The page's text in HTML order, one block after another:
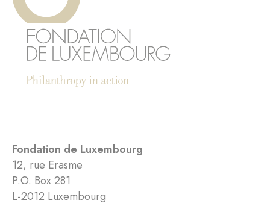
Fondation de Luxembourg
12, rue Erasme
P.O. Box 281
L-2012 Luxembourg